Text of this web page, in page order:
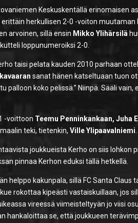
Keskuskentällä erinomaisen
herkullisen 2-0 -voiton muutaman
arvoinen, sillä ensin Mikko Ylihärsilä
loppunumeroiksi 2-0.
taisi pelata kauden 2010 parhaan
sanat hänen katseltuaan tuon
palloon koko pelissä.” Niinpä. Sääli
-voittoon Teemu Penninkankaan, Juha
teki, tietenkin,Ville Ylipaavalniemi.
joukkueista Kerho on siis lohkon
pinnaa Kerhon eduksi tällä hetkellä.
helppo kakunpala, sillä FC Santa
rokottaa kipeästi vastaiskuillaan, jos
vireessä viimeisteltyyän jo viisi
hankaloittaa se, että joukkueen